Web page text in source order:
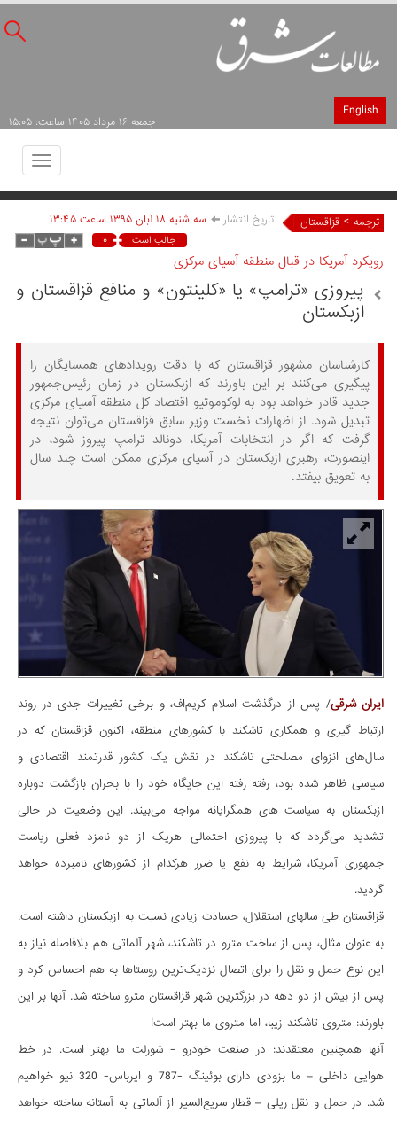
English
جمعه ۱۶ مرداد ۱۴۰۵ ساعت: ۱۵:۰۵
Toggle
ترجمه > قزاقستان تاریخ انتشار سه شنبه ۱۸ آبان ۱۳۹۵ ساعت ۱۳:۴۵
جالب است ۰
رویکرد آمریکا در قبال منطقه آسیای مرکزی
پیروزی «ترامپ» یا «کلینتون» و منافع قزاقستان و
ازبکستان
کارشناسان مشهور قزاقستان که با دقت رویدادهای همسایگان را
پیگیری می‌کنند بر این باورند که ازبکستان در زمان رئیس‌جمهور
جدید قادر خواهد بود به لوکوموتیو اقتصاد کل منطقه آسیای مرکزی
تبدیل شود. از اظهارات نخست وزیر سابق قزاقستان می‌توان نتیجه
گرفت که اگر در انتخابات آمریکا، دونالد ترامپ پیروز شود، در
اینصورت، رهبری ازبکستان در آسیای مرکزی ممکن است چند سال
به تعویق بیفتد.
ایران شرقی/ پس از درگذشت اسلام کریم‌اف، و برخی تغییرات جدی در روند
ارتباط گیری و همکاری تاشکند با کشورهای منطقه، اکنون قزاقستان که در
سال‌های انزوای مصلحتی تاشکند در نقش یک کشور قدرتمند اقتصادی و
سیاسی ظاهر شده بود، رفته رفته این جایگاه خود را با بحران بازگشت دوباره
ازبکستان به سیاست های همگرایانه مواجه می‌بیند. این وضعیت در حالی
تشدید می‌گردد که با پیروزی احتمالی هریک از دو نامزد فعلی ریاست
جمهوری آمریکا، شرایط به نفع یا ضرر هرکدام از کشورهای نامبرده خواهد
گردید.
قزاقستان طی سالهای استقلال، حسادت زیادی نسبت به ازبکستان داشته است.
به عنوان مثال، پس از ساخت مترو در تاشکند، شهر آلماتی هم بلافاصله نیاز به
این نوع حمل و نقل را برای اتصال نزدیک‌ترین روستاها به هم احساس کرد و
پس از بیش از دو دهه در بزرگترین شهر قزاقستان مترو ساخته شد. آنها بر این
باورند: متروی تاشکند زیبا، اما متروی ما بهتر است!
آنها همچنین معتقدند: در صنعت خودرو - شورلت ما بهتر است. در خط
هوایی داخلی – ما بزودی دارای بوئینگ -787 و ایرباس- 320 نیو خواهیم
شد. در حمل و نقل ریلی – قطار سریع‌السیر از آلماتی به آستانه ساخته خواهد